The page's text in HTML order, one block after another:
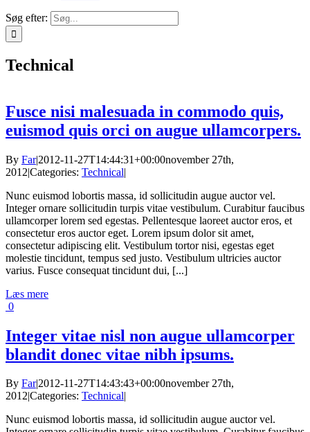
Søg efter:
Technical
Fusce nisi malesuada in commodo quis,
euismod quis orci on augue ullamcorpers.
By Far|2012-11-27T14:44:31+00:00november 27th,
2012|Categories: Technical|
Nunc euismod lobortis massa, id sollicitudin augue auctor vel.
Integer ornare sollicitudin turpis vitae vestibulum. Curabitur faucibus
ullamcorper lorem sed egestas. Pellentesque laoreet auctor eros, et
consectetur eros auctor eget. Lorem ipsum dolor sit amet,
consectetur adipiscing elit. Vestibulum tortor nisi, egestas eget
molestie tincidunt, tempus sed justo. Vestibulum ultricies auctor
varius. Fusce consequat tincidunt dui, [...]
Læs mere
0
Integer vitae nisl non augue ullamcorper
blandit donec vitae nibh ipsums.
By Far|2012-11-27T14:43:43+00:00november 27th,
2012|Categories: Technical|
Nunc euismod lobortis massa, id sollicitudin augue auctor vel.